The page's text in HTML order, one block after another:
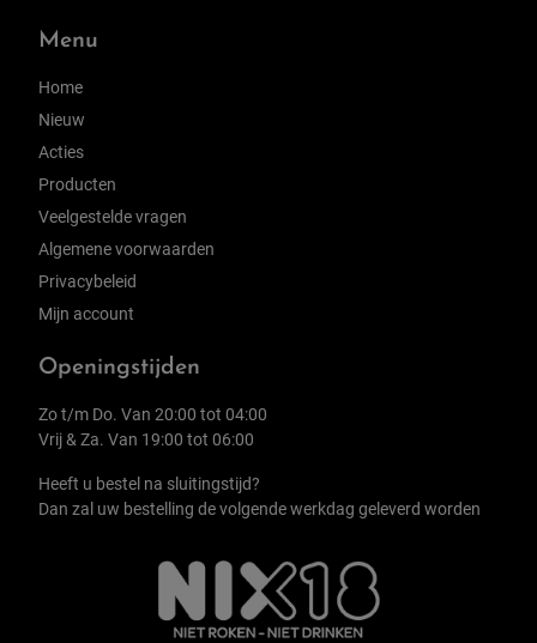
Menu
Home
Nieuw
Acties
Producten
Veelgestelde vragen
Algemene voorwaarden
Privacybeleid
Mijn account
Openingstijden
Zo t/m Do. Van 20:00 tot 04:00
Vrij & Za. Van 19:00 tot 06:00
Heeft u bestel na sluitingstijd?
Dan zal uw bestelling de volgende werkdag geleverd worden